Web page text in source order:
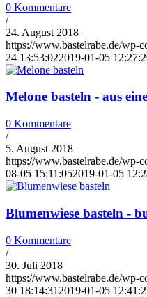
0 Kommentare
/
24. August 2018
https://www.bastelrabe.de/wp-
24 13:53:022019-01-05
Melone basteln - aus
0 Kommentare
/
5. August 2018
https://www.bastelrabe.de/wp-
08-05 15:11:052019-01-05
Blumenwiese basteln -
0 Kommentare
/
30. Juli 2018
https://www.bastelrabe.de/wp-
30 18:14:31 2019-01-05